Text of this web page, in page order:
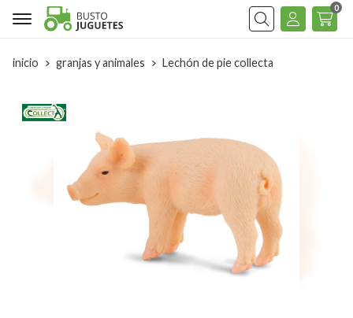
Buscar
0
inicio granjas y animales Lechón de pie collecta